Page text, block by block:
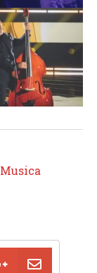
Musica